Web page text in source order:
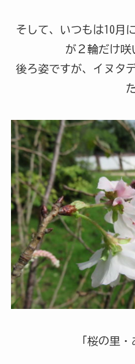
そして、いつもは10月
が２輪だけ咲
後ろ姿ですが、イヌタ
「桜の里・